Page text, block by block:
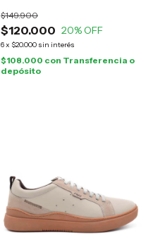
$120.000
$149.900
20% OFF
6x $20.000 sin interés
$108.000 con Transferencia o
depósito